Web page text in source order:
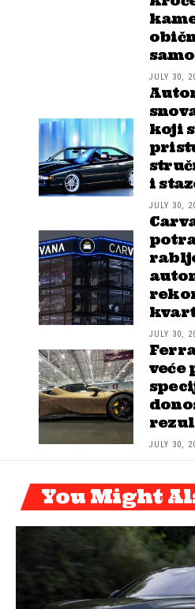
JULY 30,
koji
i
JULY 30,
JULY 30,
veće
JULY 30,
You Might